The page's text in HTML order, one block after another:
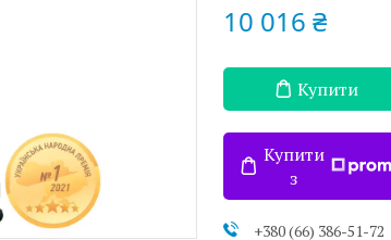
10 016 ₴
Купити
Купити
з
+380 (66) 386-51-72